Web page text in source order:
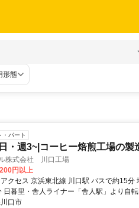
形態
・パート
・週3~|コーヒー焙煎工場の製
株式会社 川口工場
円以上
クセス 京浜東北線 川口駅 バスで約15分
日暮里・舎人ライナー「舎人駅」より自
口市